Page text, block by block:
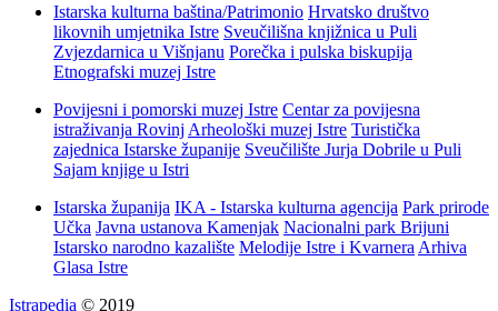
Istarska kulturna baština/Patrimonio Hrvatsko društvo
likovnih umjetnika Istre Sveučilišna knjižnica u Puli
Zvjezdarnica u Višnjanu Porečka i pulska biskupija
Etnografski muzej Istre
Povijesni i pomorski muzej Istre Centar za povijesna
istraživanja Rovinj Arheološki muzej Istre Turistička
zajednica Istarske županije Sveučilište Jurja Dobrile u Puli
Sajam knjige u Istri
Istarska županija IKA - Istarska kulturna agencija Park prirode
Učka Javna ustanova Kamenjak Nacionalni park Brijuni
Istarsko narodno kazalište Melodije Istre i Kvarnera Arhiva
Glasa Istre
Istrapedia © 2019